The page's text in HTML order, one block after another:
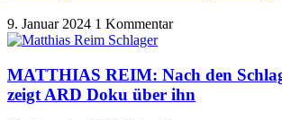
9. Januar 2024 1 Kommentar
MATTHIAS REIM: Nach den
zeigt ARD Doku über ihn